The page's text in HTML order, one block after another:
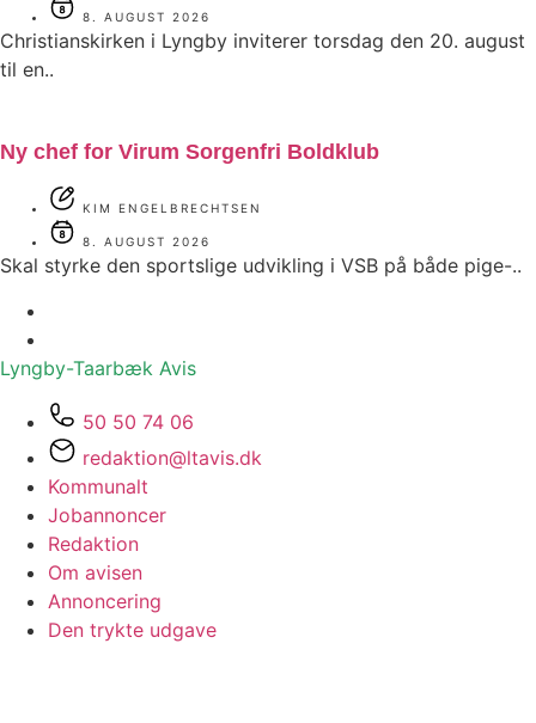
8. AUGUST 2026
Christianskirken i Lyngby inviterer torsdag den 20. august
til en..
Ny chef for Virum Sorgenfri Boldklub
KIM ENGELBRECHTSEN
8. AUGUST 2026
Skal styrke den sportslige udvikling i VSB på både pige-..
Lyngby-Taarbæk Avis
50 50 74 06
redaktion@ltavis.dk
Kommunalt
Jobannoncer
Redaktion
Om avisen
Annoncering
Den trykte udgave